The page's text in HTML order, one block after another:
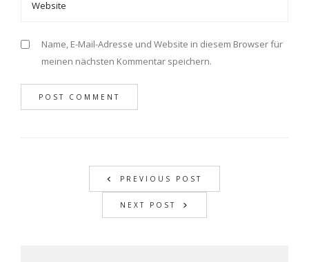
Name, E-Mail-Adresse und Website in diesem Browser für
meinen nächsten Kommentar speichern.
PREVIOUS POST
NEXT POST